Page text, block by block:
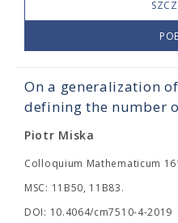
On a generalization
defining the number
Piotr Miska
Colloquium Mathematicum
MSC: 11B50, 11B83.
DOI: 10.4064/cm7510-4-2019